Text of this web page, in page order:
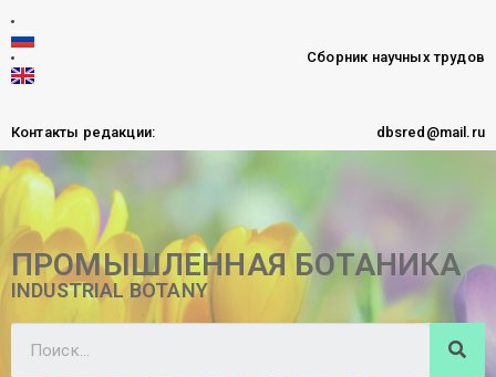
Сборник научных трудов
Контакты редакции: dbsred@mail.ru
ПРОМЫШЛЕННАЯ БОТАНИКА
INDUSTRIAL BOTANY